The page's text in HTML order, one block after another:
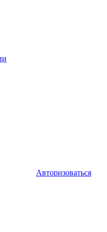
Авторизоваться